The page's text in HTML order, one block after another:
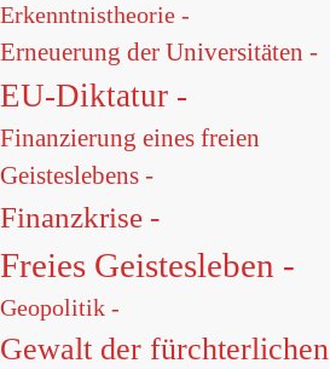
Erkenntnistheorie -
Erneuerung der Universitäten -
EU-Diktatur -
Finanzierung eines freien
Geisteslebens -
Finanzkrise -
Freies Geistesleben -
Geopolitik -
Gewalt der fürchterlichen